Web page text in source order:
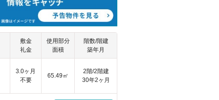
敷金
礼金
使用部分
面積
階数/階建
築年月
3.0ヶ月
不要
65.49㎡
2階/2階建
30年2ヶ月